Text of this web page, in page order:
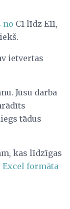
no C1 līdz E11,
ietvertas
Jūsu darba
tādus
kas līdzīgas
Excel formāta